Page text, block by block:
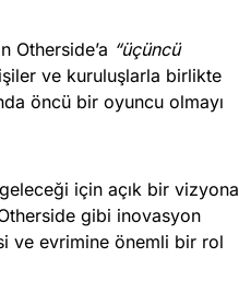
Otherside’a “üçüncü
ve kuruluşlarla birlikte
öncü bir oyuncu olmayı
için açık bir vizyona
gibi inovasyon
ve evrimine önemli bir rol